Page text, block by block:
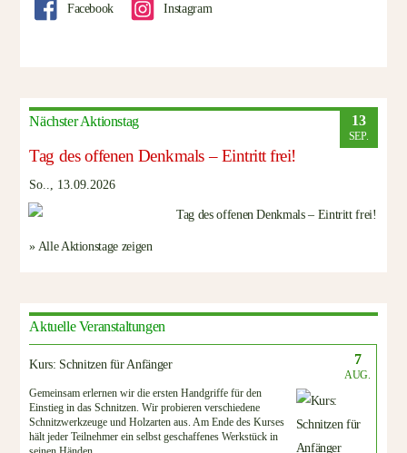
Facebook Instagram
Nächster Aktionstag 13
SEP.
Tag des offenen Denkmals – Eintritt frei!
So.., 13.09.2026
» Alle Aktionstage zeigen
Aktuelle Veranstaltungen
Kurs: Schnitzen für Anfänger 7
AUG.
Gemeinsam erlernen wir die ersten Handgriffe für den
Einstieg in das Schnitzen. Wir probieren verschiedene
Schnitzwerkzeuge und Holzarten aus. Am Ende des Kurses
hält jeder Teilnehmer ein selbst geschaffenes Werkstück in